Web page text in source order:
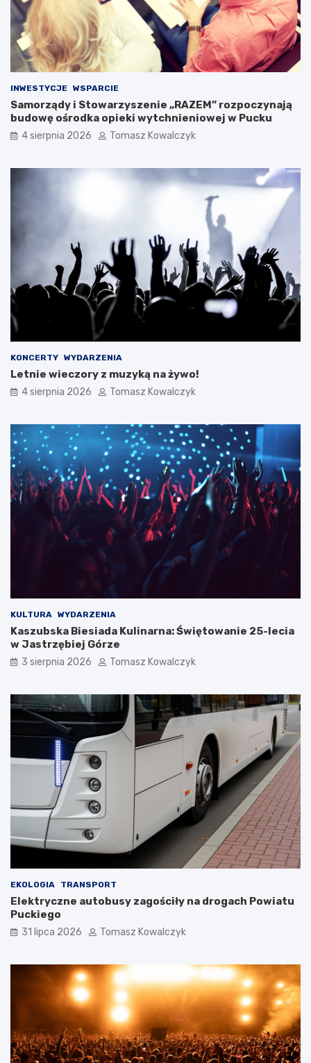
INWESTYCJE WSPARCIE
Samorządy i Stowarzyszenie „RAZEM” rozpoczynają
budowę ośrodka opieki wytchnieniowej w Pucku
4 sierpnia 2026 Tomasz Kowalczyk
KONCERTY WYDARZENIA
Letnie wieczory z muzyką na żywo!
4 sierpnia 2026 Tomasz Kowalczyk
KULTURA WYDARZENIA
Kaszubska Biesiada Kulinarna: Świętowanie 25-lecia
w Jastrzębiej Górze
3 sierpnia 2026 Tomasz Kowalczyk
EKOLOGIA TRANSPORT
Elektryczne autobusy zagościły na drogach Powiatu
Puckiego
31 lipca 2026 Tomasz Kowalczyk